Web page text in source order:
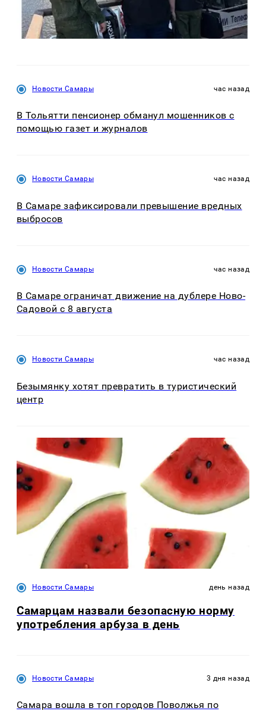
Новости Самары час назад
В Тольятти пенсионер обманул мошенников с
помощью газет и журналов
Новости Самары час назад
В Самаре зафиксировали превышение вредных
выбросов
Новости Самары час назад
В Самаре ограничат движение на дублере Ново-
Садовой с 8 августа
Новости Самары час назад
Безымянку хотят превратить в туристический
центр
Новости Самары день назад
Самарцам назвали безопасную норму
употребления арбуза в день
Новости Самары 3 дня назад
Самара вошла в топ городов Поволжья по